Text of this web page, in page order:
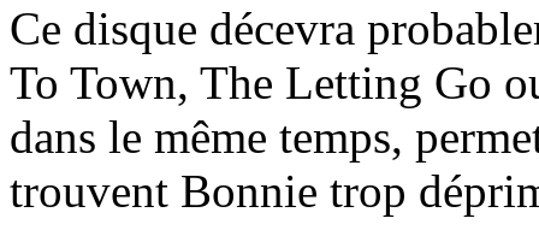
Ce disque décevra
To Town, The Letting Go
dans le même temps,
trouvent Bonnie trop